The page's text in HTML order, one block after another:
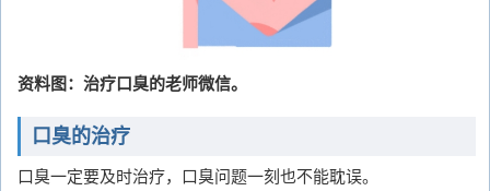
资料图：治疗口臭的老师微信。
口臭的治疗
口臭一定要及时治疗，口臭问题一刻也不能耽误。